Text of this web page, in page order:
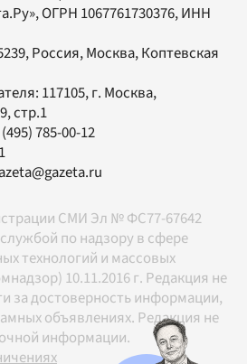
, ОГРН 1067761730376, ИНН
Россия, Москва, Коптевская
117105, г. Москва,
стр.1
785-00-12
СМИ Эл № ФС77-67642
по надзору в сфере
технологий и массовых
10.11.2016 г. Редакция не
за достоверность информации,
объявлениях. Редакция не
информации.